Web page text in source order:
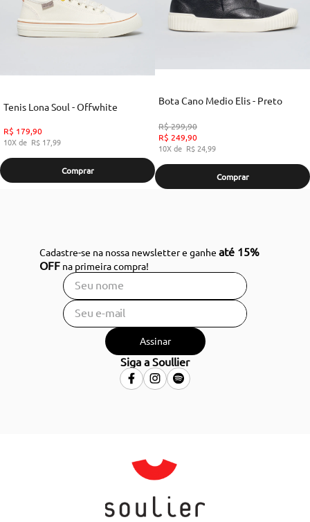
Tenis Lona Soul - Offwhite
R$ 179,90
10
R$ 17,99
Comprar
Bota Cano Medio Elis - Preto
R$299,90
R$ 249,90
10
R$ 24,99
Comprar
Cadastre-se na nossa newsletter e ganheaté 15%
OFF na primeira compra!
Assinar
Siga a Soullier